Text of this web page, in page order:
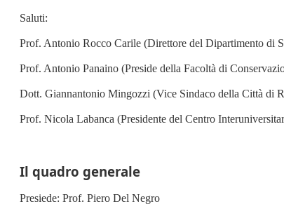
Saluti:
Prof. Antonio Rocco Carile (Direttore del Dipartimento di
Prof. Antonio Panaino (Preside della Facoltà di
Dott. Giannantonio Mingozzi (Vice Sindaco della Città di
Prof. Nicola Labanca (Presidente del Centro
Il quadro generale
Presiede: Prof. Piero Del Negro